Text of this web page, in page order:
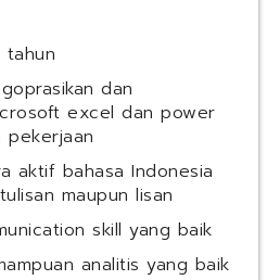
tahun
dan
excel dan power
pekerjaan
aktif bahasa Indonesia
maupun lisan
skill yang baik
analitis yang baik